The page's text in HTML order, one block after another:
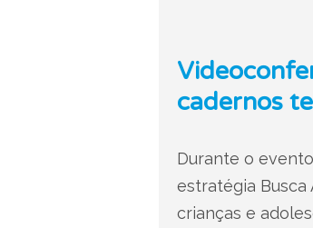
cadernos
Durante o
estratégia Busca
crianças e